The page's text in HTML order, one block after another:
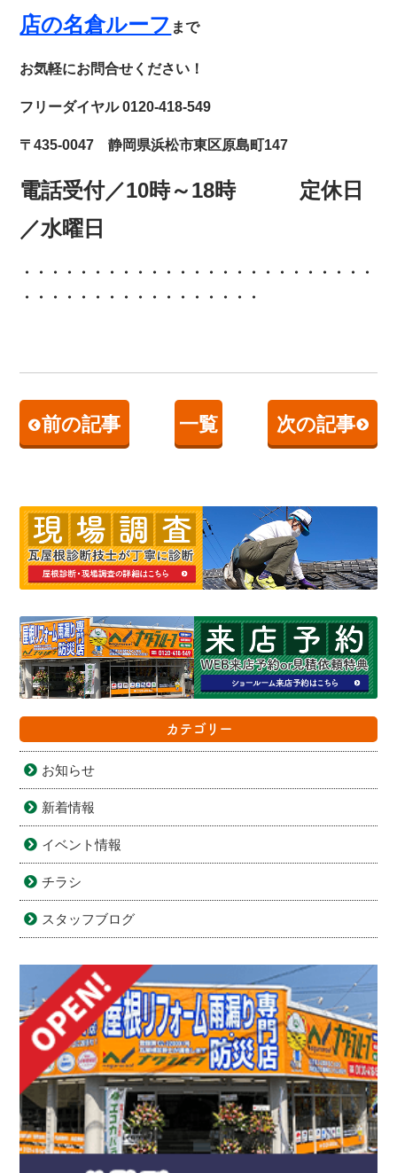
店の名倉ルーフ まで
お気軽にお問合せください！
フリーダイヤル 0120-418-549
〒435-0047 静岡県浜松市東区原島町147
電話受付／10時～18時 定休日
／水曜日
・・・・・・・・・・・・
・・・・・・・・・・・・・
・・・・・・・・・・・・・・・・・
前の記事 一覧 次の記事
カテゴリー
お知らせ
新着情報
イベント情報
チラシ
スタッフブログ